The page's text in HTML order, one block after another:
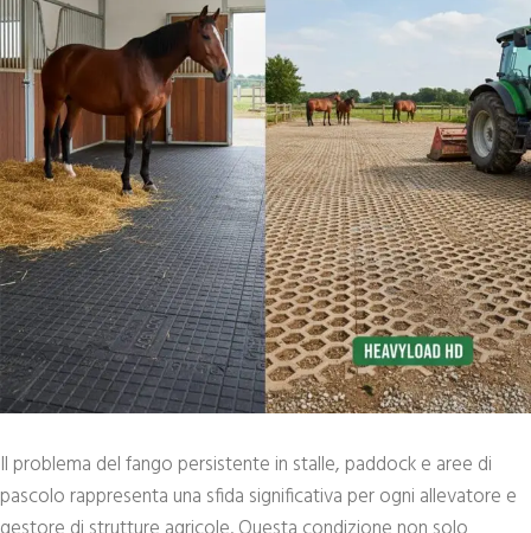
Il problema del fango persistente in stalle, paddock e aree di
pascolo rappresenta una sfida significativa per ogni allevatore e